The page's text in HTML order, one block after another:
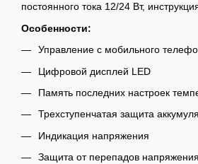
постоянного тока 12/24 Вт,
Особенности:
Управление с мобильного
Цифровой дисплей LED
Память последних настроек
Трехступенчатая защита
Индикация напряжения
Защита от перепадов напряжения